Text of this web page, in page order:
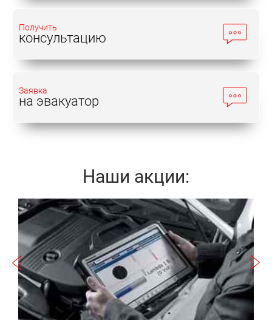
Получить
консультацию
Заявка
на эвакуатор
Наши акции:
Записаться